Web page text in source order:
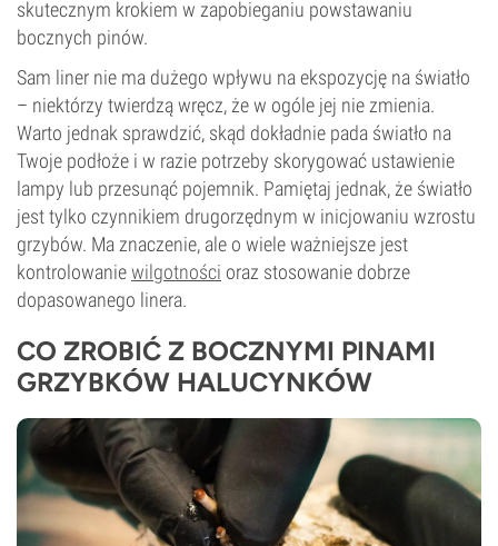
skutecznym krokiem w zapobieganiu powstawaniu
bocznych pinów.
Sam liner nie ma dużego wpływu na ekspozycję na światło
– niektórzy twierdzą wręcz, że w ogóle jej nie zmienia.
Warto jednak sprawdzić, skąd dokładnie pada światło na
Twoje podłoże i w razie potrzeby skorygować ustawienie
lampy lub przesunąć pojemnik. Pamiętaj jednak, że światło
jest tylko czynnikiem drugorzędnym w inicjowaniu wzrostu
grzybów. Ma znaczenie, ale o wiele ważniejsze jest
kontrolowaniewilgotności oraz stosowanie dobrze
dopasowanego linera.
CO ZROBIĆ Z BOCZNYMI PINAMI
GRZYBKÓW HALUCYNKÓW